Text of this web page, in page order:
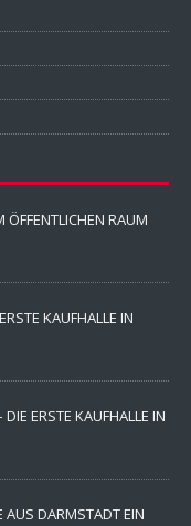
ÖFFENTLICHEN RAUM
KAUFHALLE IN
DIE ERSTE KAUFHALLE IN
AUS DARMSTADT EIN